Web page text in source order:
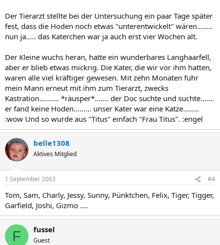
Der Tierarzt stellte bei der Untersuchung ein paar Tage später
fest, dass die Hoden noch etwas "unterentwickelt" wären........
nun ja..... das Katerchen war ja auch erst vier Wochen alt.
Der Kleine wuchs heran, hatte ein wunderbares Langhaarfell,
aber er blieb etwas mickrig. Die Kater, die wir vor ihm hatten,
waren alle viel kräftiger gewesen. Mit zehn Monaten fuhr
mein Mann erneut mit ihm zum Tierarzt, zwecks
Kastration.......... *räusper*....... der Doc suchte und suchte.......
er fand keine Hoden......... unser Kater war eine Katze........
:wow Und so wurde aus "Titus" einfach "Frau Titus". :engel
belle1308
Aktives Mitglied
1 September 2003 #4
Tom, Sam, Charly, Jessy, Sunny, Pünktchen, Felix, Tiger, Tigger,
Garfield, Joshi, Gizmo ....
F fussel
Guest